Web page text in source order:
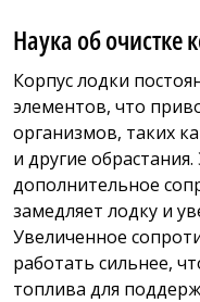
Наука об очистке
Корпус лодки
элементов, что
организмов, таких
и другие
дополнительное
замедляет лодку и
Увеличенное
работать сильнее,
топлива для